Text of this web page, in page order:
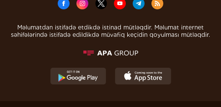
Məlumatdan istifadə etdikdə istinad mütləqdir. Məlumat internet
səhifələrində istifadə edildikdə müvafiq keçidin qoyulması mütləqdir.